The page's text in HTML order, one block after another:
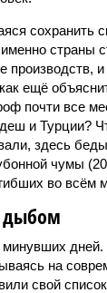
сохранить
страны
производств,
ещё
почти все
и Турции?
здесь
чумы
во всём
дыбом
на
свой